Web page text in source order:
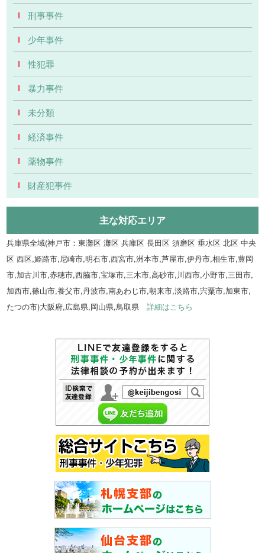
刑事事件
少年事件
性犯罪
暴力事件
未分類
経済事件
薬物事件
財産犯事件
主な対応エリア
兵庫県全域(神戸市：東灘区 灘区 兵庫区 長田区 須磨区 垂水区 北区 中央
区 西区,姫路市,尼崎市,明石市,西宮市,洲本市,芦屋市,伊丹市,相生市,豊岡
市,加古川市,赤穂市,西脇市,宝塚市,三木市,高砂市,川西市,小野市,三田市,
加西市,篠山市,養父市,丹波市,南あわじ市,朝来市,淡路市,宍粟市,加東市,
たつの市)大阪府,広島県,岡山県,鳥取県詳細はこちら